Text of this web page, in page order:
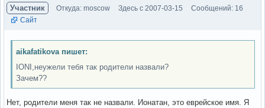
Участник Откуда: moscow Здесь с 2007-03-15
Сообщений: 16
Сайт
aikafatikova пишет:
IONI,неужели тебя так родители назвали?
Зачем??
Нет, родители меня так не назвали. Ионатан, это еврейское имя. Я